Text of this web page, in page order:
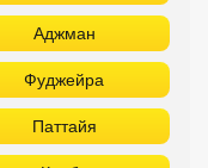
Аджман
Фуджейра
Паттайя